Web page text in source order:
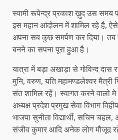
स्वामी रूपेन्द्र प्रकाश ख़ुद उस समय
इस महान आंदोलन में शामिल रहे है,
अपना सब कुछ समर्पण कर दिया। तब
बनने का सपना पूरा हुआ है।
यात्रा में बड़ा अखाड़ा से गोविन्द दास
मुनि, वरुण, यति महामण्डलेश्वर मैत्री
संत शामिल रहें। स्वागत करने वालो मे
अध्यक्ष प्रदेश प्रमुख सेवा विभाग
भाजपा सुनीता विद्यार्थी, सचिन चहल,
संजीव कुमार आदि अनेक लोग मौजूद